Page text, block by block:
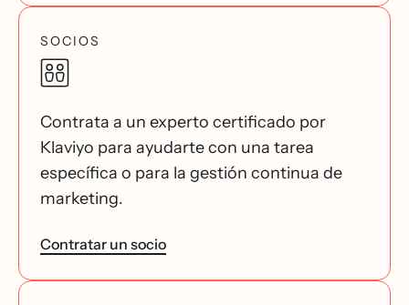
SOCIOS
Contrata a un experto certificado por
Klaviyo para ayudarte con una tarea
específica o para la gestión continua de
marketing.
Contratar un socio